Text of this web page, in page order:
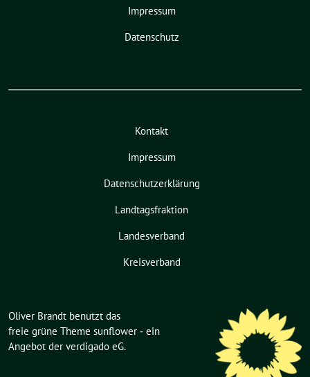
Impressum
Datenschutz
Kontakt
Impressum
Datenschutzerklärung
Landtagsfraktion
Landesverband
Kreisverband
Oliver Brandt benutzt das
freie grüne Theme sunflower ‐ ein
Angebot der verdigado eG.